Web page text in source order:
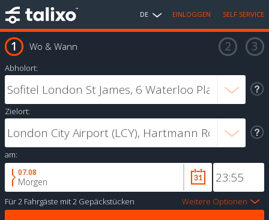
DE EINLOGGEN SELF SERVICE
Wo & Wann
Abholort:
Zielort:
am:
07.08
Morgen
Für2 Fahrgäste mit2 Gepäckstücken Weitere Optionen